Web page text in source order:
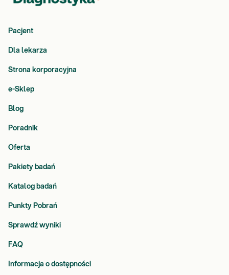
Pacjent
Dla lekarza
Strona korporacyjna
e-Sklep
Blog
Poradnik
Oferta
Pakiety badań
Katalog badań
Punkty Pobrań
Sprawdź wyniki
FAQ
Informacja o dostępności